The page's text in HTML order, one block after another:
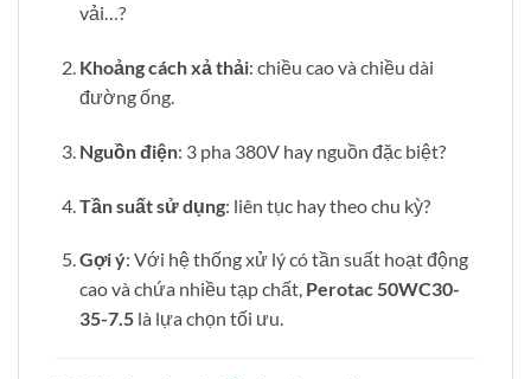
vải…?
Khoảng cách xả thải: chiều cao và chiều dài
đường ống.
Nguồn điện: 3 pha 380V hay nguồn đặc biệt?
Tần suất sử dụng: liên tục hay theo chu kỳ?
Gợi ý: Với hệ thống xử lý có tần suất hoạt động
cao và chứa nhiều tạp chất, Perotac 50WC30-
35-7.5là lựa chọn tối ưu.